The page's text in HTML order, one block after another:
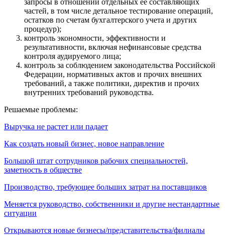
запросы в отношении отдельных ее составляющих
частей, в том числе детальное тестирование операций,
остатков по счетам бухгалтерского учета и других
процедур);
контроль экономности, эффективности и
результативности, включая нефинансовые средства
контроля аудируемого лица;
контроль за соблюдением законодательства Российской
Федерации, нормативных актов и прочих внешних
требований, а также политики, директив и прочих
внутренних требований руководства.
Решаемые проблемы:
Выручка не растет или падает
Как создать новый бизнес, новое направление
Большой штат сотрудников рабочих специальностей,
заметность в обществе
Производство, требующее больших затрат на поставщиков
Меняется руководство, собственники и другие нестандартные
ситуации
Открываются новые бизнесы/представительства/филиалы